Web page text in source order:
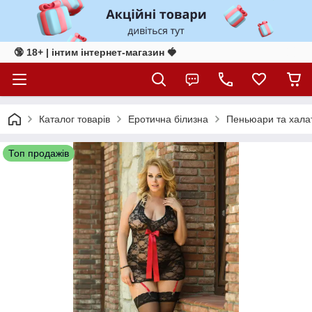
🔞 18+ | інтим інтернет-магазин 🍓
Каталог товарів Еротична білизна Пеньюари та
Топ продажів